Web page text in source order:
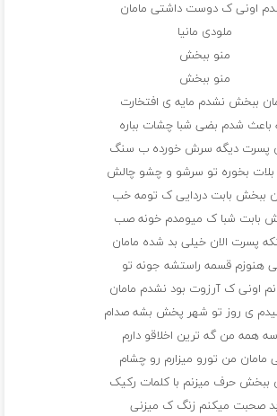
اونی ک دوست داشتی مامان
ملودی مانیا
منو ببخش
منو ببخش
ببخش نشدم مایه ی افتخارت
باعث شدم بضی شبا چشات بباره
پسرت دیگه سرش خورده ب سنگ
بلات بخوره تو سرشو و چشو چالش
ببخش بابت دردایی ک تومه خب
بابت شبا ک میومدم خونه صب
پسرت الان خیلی بد شده مامان
هنوزم قسمه راستشه جونه تو
اونی ک آرزوت بود نشدم مامان
ی روز تو شهر پخش بشه صدام
همه من گه ترین اخلاقو دارم
مامان من تورو میزارم رو چشام
ببخش حرف میزنم با کلمات رکیک
بد صحبت میکنم زنگ ک میزنی